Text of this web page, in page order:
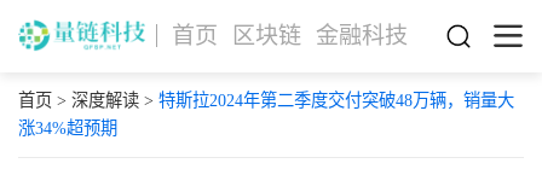
首页 区块链 金融科技
首页 > 深度解读> 特斯拉2024年第二季度交付突破48万辆，销量大
涨34%超预期